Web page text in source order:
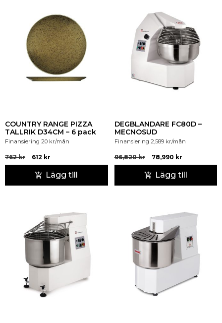
COUNTRY RANGE PIZZA
TALLRIK D34CM – 6 pack
Finansiering 20 kr/mån
762kr 612 kr
Lägg till
DEGBLANDARE FC80D –
MECNOSUD
Finansiering 2,589 kr/mån
96,820kr 78,990 kr
Lägg till